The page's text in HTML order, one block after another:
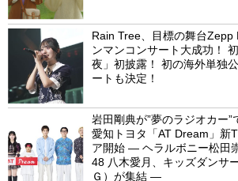
Rain Tree、目標の舞台Zepp
ンマンコンサート大成功！
夜」初披露！ 初の海外単独
ートも決定！
岩田剛典が”夢のラジオカー”
愛知トヨタ「AT Dream」新
ア開始 ― ヘラルボニー松田
48 八木愛月、キッズダンサ
Ｇ）が集結 ―